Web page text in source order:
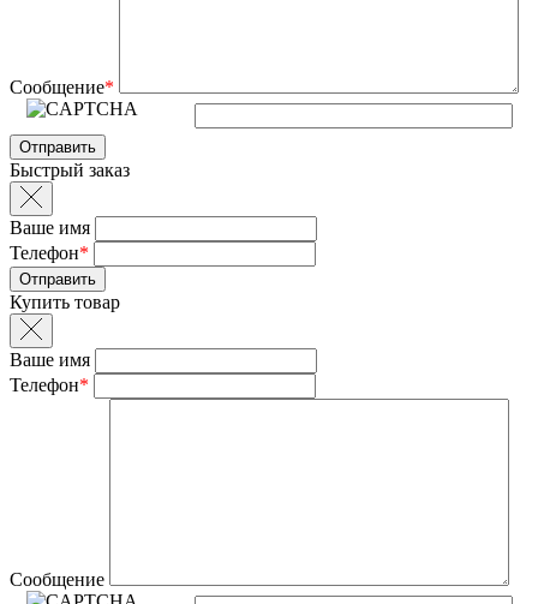
Сообщение*
Быстрый заказ
Ваше имя
Телефон*
Купить товар
Ваше имя
Телефон*
Сообщение